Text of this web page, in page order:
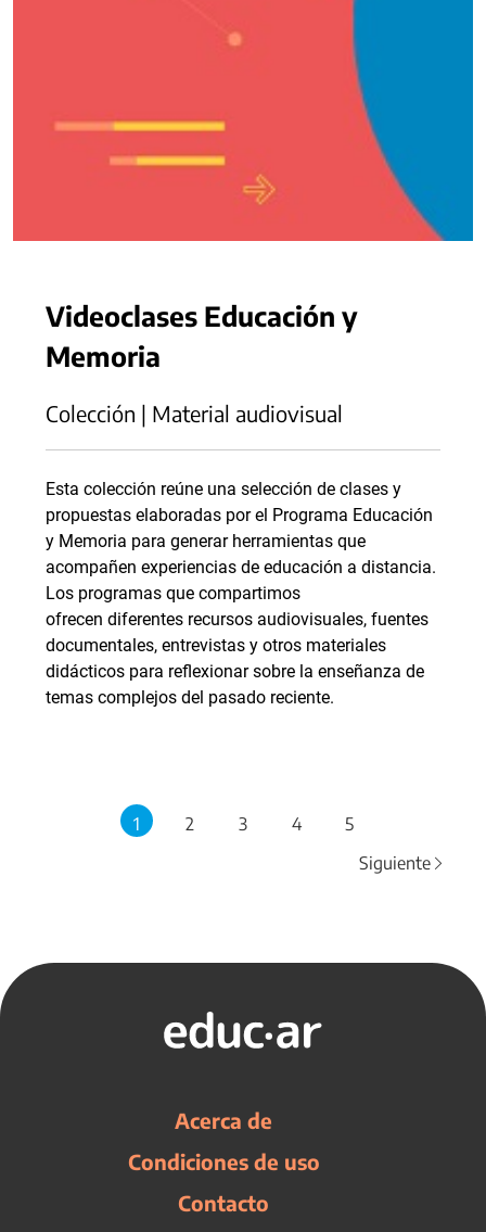
Videoclases Educación y
Memoria
Colección | Material audiovisual
Esta colección reúne una selección de clases y
propuestas elaboradas por el Programa Educación
y Memoria para generar herramientas que
acompañen experiencias de educación a distancia.
Los programas que compartimos
ofrecen diferentes recursos audiovisuales, fuentes
documentales, entrevistas y otros materiales
didácticos para reflexionar sobre la enseñanza de
temas complejos del pasado reciente.
1 2 3 4
5
Siguiente
Acerca de
Condiciones de uso
Contacto